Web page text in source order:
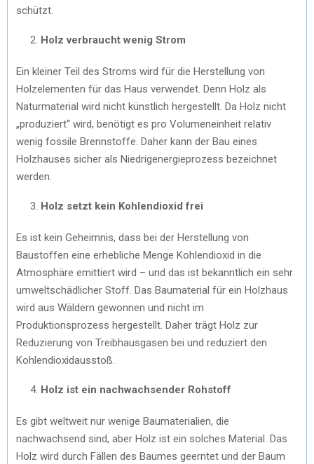
schützt.
Holz verbraucht wenig Strom
Ein kleiner Teil des Stroms wird für die Herstellung von
Holzelementen für das Haus verwendet. Denn Holz als
Naturmaterial wird nicht künstlich hergestellt. Da Holz nicht
„produziert“ wird, benötigt es pro Volumeneinheit relativ
wenig fossile Brennstoffe. Daher kann der Bau eines
Holzhauses sicher als Niedrigenergieprozess bezeichnet
werden.
Holz setzt kein Kohlendioxid frei
Es ist kein Geheimnis, dass bei der Herstellung von
Baustoffen eine erhebliche Menge Kohlendioxid in die
Atmosphäre emittiert wird – und das ist bekanntlich ein sehr
umweltschädlicher Stoff. Das Baumaterial für ein Holzhaus
wird aus Wäldern gewonnen und nicht im
Produktionsprozess hergestellt. Daher trägt Holz zur
Reduzierung von Treibhausgasen bei und reduziert den
Kohlendioxidausstoß.
Holz ist ein nachwachsender Rohstoff
Es gibt weltweit nur wenige Baumaterialien, die
nachwachsend sind, aber Holz ist ein solches Material. Das
Holz wird durch Fällen des Baumes geerntet und der Baum